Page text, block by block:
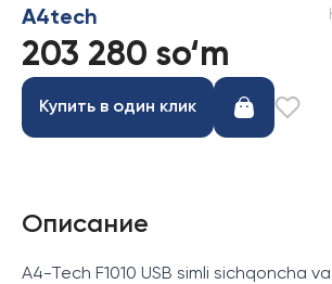
A4tech
203 280 so‘m
Купить в один клик
Описание
A4-Tech F1010 USB simli sichqoncha